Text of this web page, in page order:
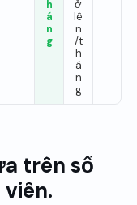
h
á
n
g
ở
lê
n
/t
h
á
n
g
trên số